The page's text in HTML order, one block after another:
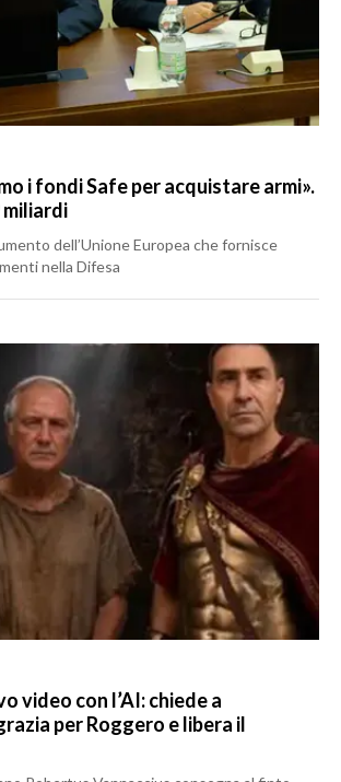
i fondi Safe per acquistare armi».
dell’Unione Europea che fornisce
nella Difesa
video con l’AI: chiede a
per Roggero e libera il